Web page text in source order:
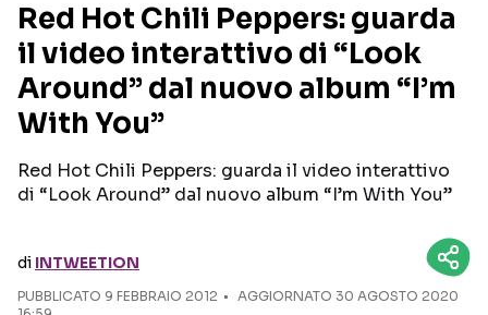
RECENSIONI MUSICALI
INTERVISTE
GOSSIP E CURIOSITÀ
TESTI CANZONI
TOUR ED EVENTI
TALENT SHOW
Red Hot Chili Peppers: guarda
il video interattivo di “Look
Around” dal nuovo album “I’m
With You”
Red Hot Chili Peppers: guarda il video interattivo
di “Look Around” dal nuovo album “I’m With You”
di INTWEETION
PUBBLICATO 9 FEBBRAIO 2012
AGGIORNATO 30 AGOSTO 2020